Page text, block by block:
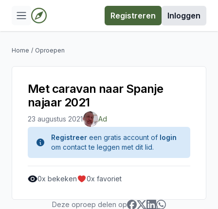
Registreren Inloggen
Home / Oproepen
Met caravan naar Spanje
najaar 2021
23 augustus 2021 Ad
Registreer een gratis account of login
om contact te leggen met dit lid.
0x bekeken 0x favoriet
Deze oproep delen op